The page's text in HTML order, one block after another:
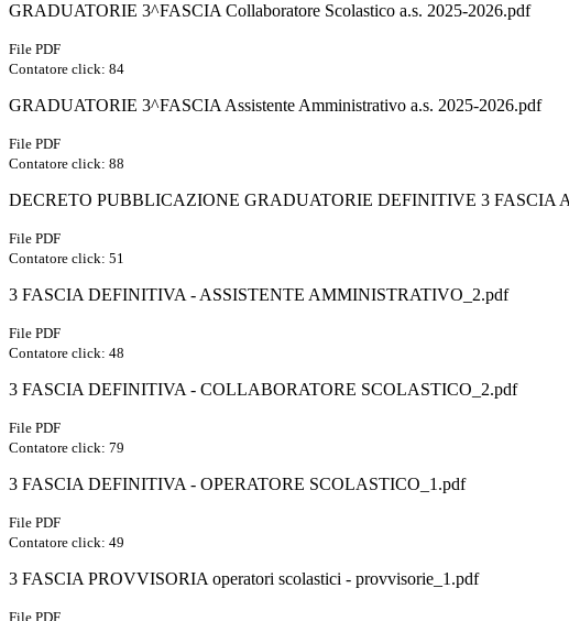
GRADUATORIE 3^FASCIA Collaboratore Scolastico a.s. 2025-2026.pdf
File PDF
Contatore click: 84
GRADUATORIE 3^FASCIA Assistente Amministrativo a.s. 2025-2026.pdf
File PDF
Contatore click: 88
DECRETO PUBBLICAZIONE GRADUATORIE DEFINITIVE 3 FASCIA
File PDF
Contatore click: 51
3 FASCIA DEFINITIVA - ASSISTENTE AMMINISTRATIVO_2.pdf
File PDF
Contatore click: 48
3 FASCIA DEFINITIVA - COLLABORATORE SCOLASTICO_2.pdf
File PDF
Contatore click: 79
3 FASCIA DEFINITIVA - OPERATORE SCOLASTICO_1.pdf
File PDF
Contatore click: 49
3 FASCIA PROVVISORIA operatori scolastici - provvisorie_1.pdf
File PDF